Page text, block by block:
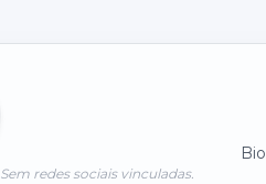
Sem redes sociais vinculadas.